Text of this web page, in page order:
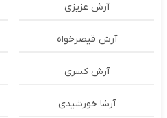
آرش عزیزی
آرش قیصرخواه
آرش کسری
آرشا خورشیدی